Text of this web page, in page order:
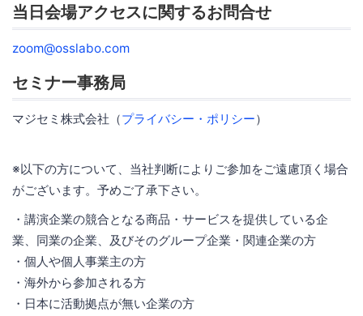
当日会場アクセスに関するお問合せ
zoom@osslabo.com
セミナー事務局
マジセミ株式会社（プライバシー・ポリシー）
※以下の方について、当社判断によりご参加をご遠慮頂く場合
がございます。予めご了承下さい。
・講演企業の競合となる商品・サービスを提供している企
業、同業の企業、及びそのグループ企業・関連企業の方
・個人や個人事業主の方
・海外から参加される方
・日本に活動拠点が無い企業の方